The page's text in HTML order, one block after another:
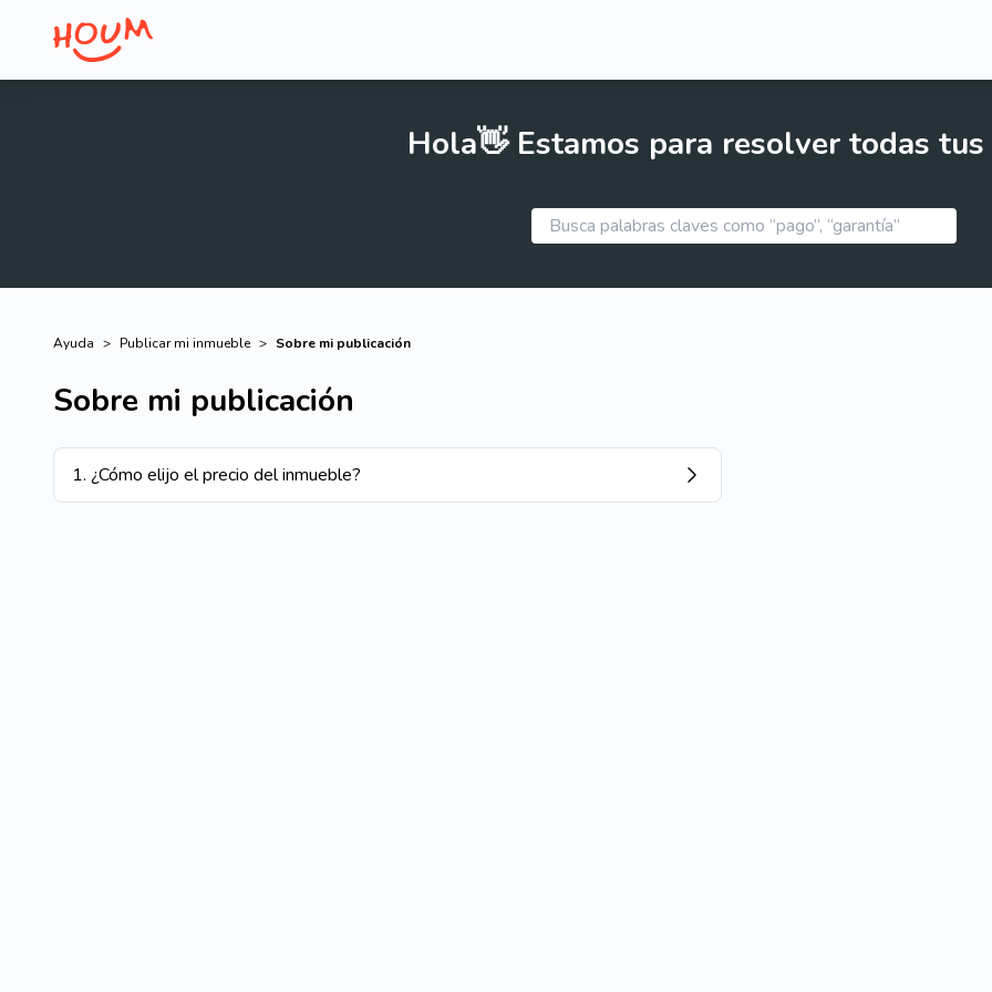
Hola👋 Estamos para resolver todas tus
Ayuda > Publicar mi inmueble > Sobre mi publicación
Sobre mi publicación
1. ¿Cómo elijo el precio del inmueble?